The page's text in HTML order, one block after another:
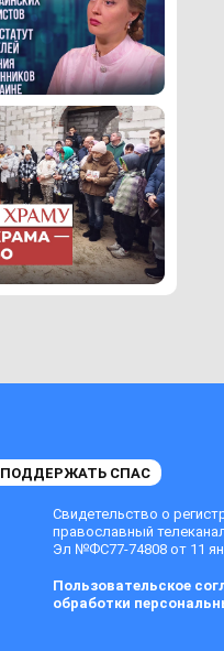
ПОДДЕРЖАТЬ СПАС
Свидетельство о
православный
Эл №ФС77-74808 от 11
Пользовательское
обработки